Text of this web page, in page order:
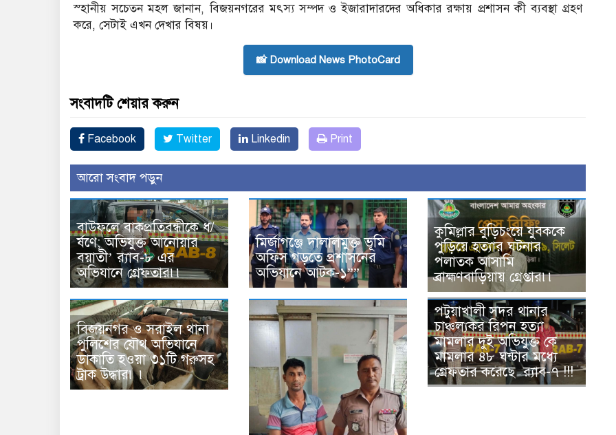
স্হানীয় সচেতন মহল জানান, বিজয়নগরের মৎস্য সম্পদ ও ইজারাদারদের অধিকার রক্ষায় প্রশাসন কী ব্যবস্থা গ্রহণ
করে, সেটাই এখন দেখার বিষয়।
📸 Download News PhotoCard
সংবাদটি শেয়ার করুন
Facebook Twitter Linkedin Print
আরো সংবাদ পড়ুন
বাউফলে বাকপ্রতিবন্ধীকে ধ/
র্ষণে; অভিযুক্ত আনোয়ার
বয়াতী’ র‌্যাব-৮ এর
অভিযানে গ্রেফতার৷৷
মির্জাগঞ্জে দালালমুক্ত ভূমি
অফিস গড়তে প্রশাসনের
অভিযানে আটক-১””
কুমিল্লার বুড়িচংয়ে যুবককে
পুড়িয়ে হত্যার ঘটনার
পলাতক আসামি
ব্রাহ্মণবাড়িয়ায় গ্রেপ্তার৷৷
বিজয়নগর ও সরাইল থানা
পুলিশের যৌথ অভিযানে
ডাকাতি হওয়া ৩১টি গরুসহ
ট্রাক উদ্ধার৷ ৷
পটুয়াখালী সদর থানার
চাঞ্চল্যকর রিপন হত্যা
মামলার দুই অভিযুক্ত কে
মামলার ৪৮ ঘন্টার মধ্যে
গ্রেফতার করেছে র‌্যাব-৭ !!!